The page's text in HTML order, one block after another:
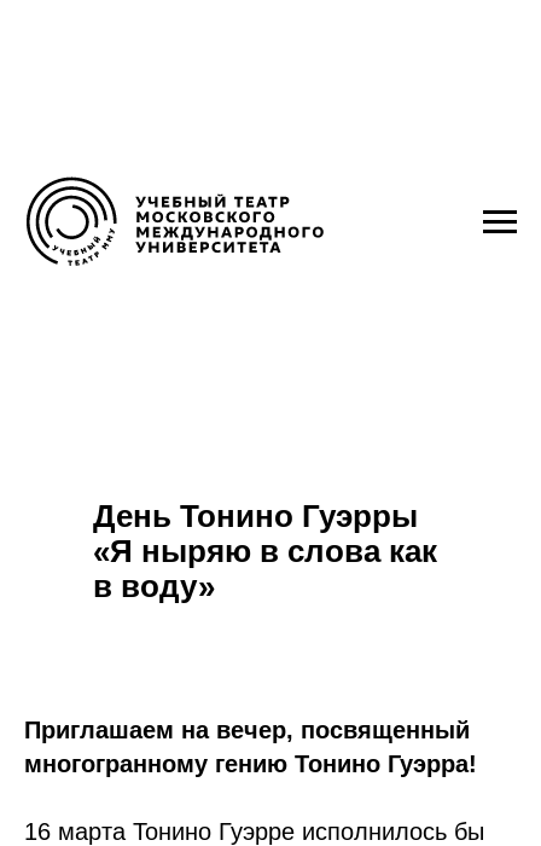
День Тонино Гуэрры
«Я ныряю в слова как
в воду»
Приглашаем на вечер, посвященный
многогранному гению Тонино Гуэрра!
16 марта Тонино Гуэрре исполнилось бы